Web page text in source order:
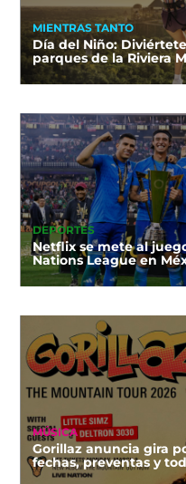
MIENTRAS TANTO
Día del Niño:
parques de la Riviera
DEPORTES
Netflix se mete al
Nations League en
MÚSICA
Gorillaz anuncia gira
fechas, preventas y